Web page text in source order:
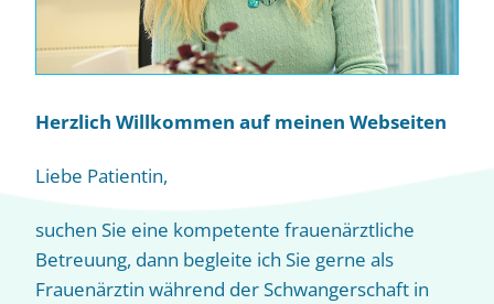
Herzlich Willkommen auf meinen Webseiten
Liebe Patientin,
suchen Sie eine kompetente frauenärztliche
Betreuung, dann begleite ich Sie gerne als
Frauenärztin während der Schwangerschaft in